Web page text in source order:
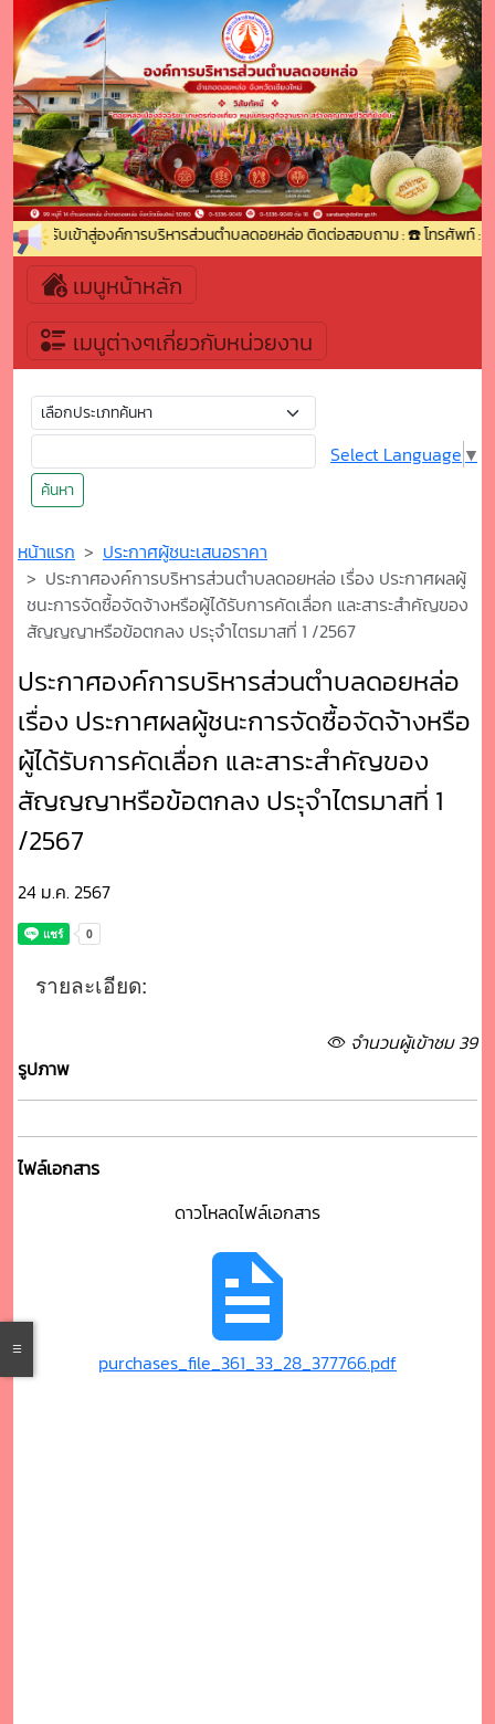
ต้อนรับเข้าสู่องค์การบริหารส่วนตำบลดอยหล่อ ติดต่อสอบถาม : ☎️ โทรศัพท์ : 0-
เมนูหน้าหลัก
เมนูต่างๆเกี่ยวกับหน่วยงาน
ค้นหา
Select Language ▼
หน้าแรก
ประกาศผู้ชนะเสนอราคา
ประกาศองค์การบริหารส่วนตำบลดอยหล่อ เรื่อง ประกาศผลผู้
ชนะการจัดซื้อจัดจ้างหรือผู้ได้รับการคัดเลื่อก และสาระสำคัญของ
สัญญญาหรือข้อตกลง ประุจำไตรมาสที่ 1 /2567
ประกาศองค์การบริหารส่วนตำบลดอยหล่อ
เรื่อง ประกาศผลผู้ชนะการจัดซื้อจัดจ้างหรือ
ผู้ได้รับการคัดเลื่อก และสาระสำคัญของ
สัญญญาหรือข้อตกลง ประุจำไตรมาสที่ 1
/2567
24 ม.ค. 2567
รายละเอียด:
จำนวนผู้เข้าชม 39
รูปภาพ
ไฟล์เอกสาร
ดาวโหลดไฟล์เอกสาร
purchases_file_361_33_28_377766.pdf